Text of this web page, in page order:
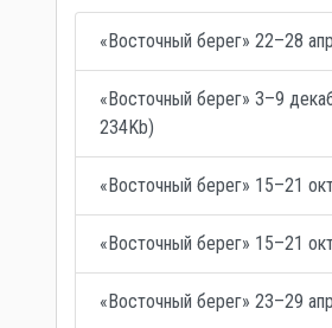
«Восточный берег» 22–28
«Восточный берег» 3–9
234Kb)
«Восточный берег» 15–21
«Восточный берег» 15–21
«Восточный берег» 23–29